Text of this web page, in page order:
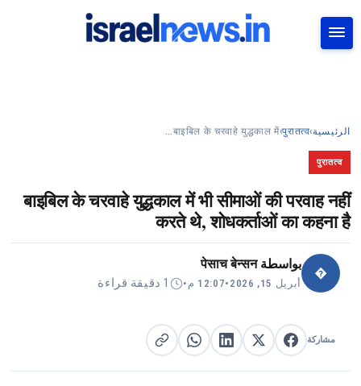
الرئيسية›
पुरातत्व
›
बाइबिल के चरवाहे युद्धकाल में…
पुरातत्व
बाइबिल के चरवाहे युद्धकाल में भी सीमाओं की परवाह नहीं
करते थे, शोधकर्ताओं का कहना है
�
بواسطةपेसाच बेन्सन
أبريل 15, 2026 •12:07 م • 1 دقيقة قراءة
مشاركة مشاركة على فيسبوك
مشاركة على Xمشاركة على لينكد إن
مشاركة على واتساب
نسخ الرابط